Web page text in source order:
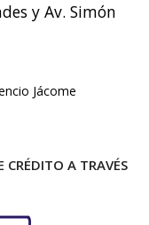
y Av. Simón
Jácome
CRÉDITO A TRAVÉS